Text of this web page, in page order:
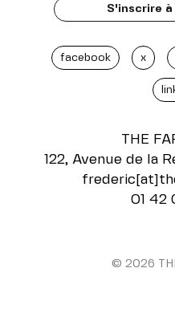
facebook x
THE
122, Avenue de la
01 42
© 2026